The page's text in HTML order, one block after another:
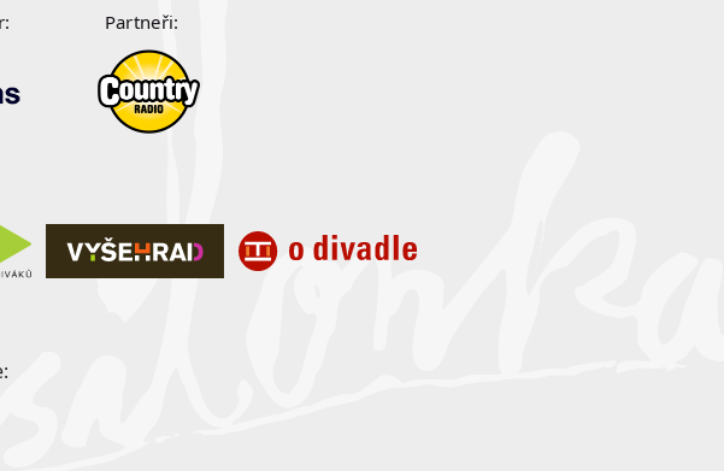
Partneři: